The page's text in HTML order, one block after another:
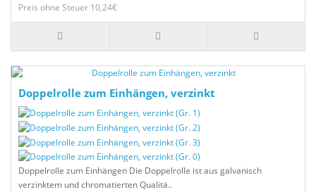
Preis ohne Steuer 10,24€
Doppelrolle zum Einhängen, verzinkt
Doppelrolle zum Einhängen Die Doppelrolle ist aus galvanisch
verzinktem und chromatierten Qualitä..